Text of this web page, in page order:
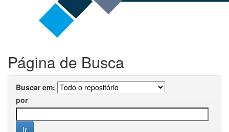
Página de Busca
Buscar em:
por